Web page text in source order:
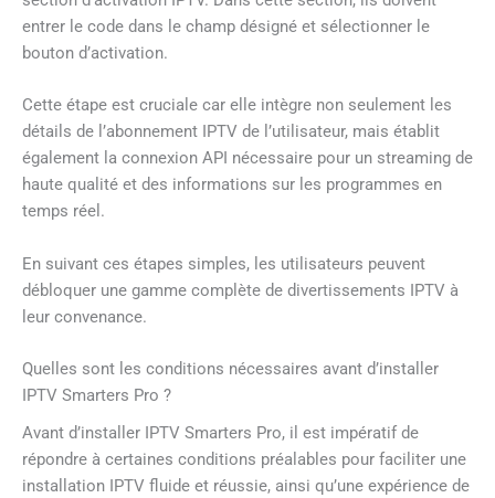
entrer le code dans le champ désigné et sélectionner le
bouton d’activation.
Cette étape est cruciale car elle intègre non seulement les
détails de l’abonnement IPTV de l’utilisateur, mais établit
également la connexion API nécessaire pour un streaming de
haute qualité et des informations sur les programmes en
temps réel.
En suivant ces étapes simples, les utilisateurs peuvent
débloquer une gamme complète de divertissements IPTV à
leur convenance.
Quelles sont les conditions nécessaires avant d’installer
IPTV Smarters Pro ?
Avant d’installer IPTV Smarters Pro, il est impératif de
répondre à certaines conditions préalables pour faciliter une
installation IPTV fluide et réussie, ainsi qu’une expérience de